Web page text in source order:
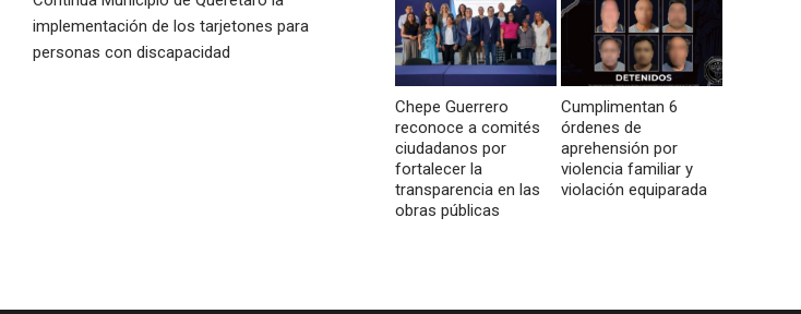
implementación de los tarjetones para
personas con discapacidad
Chepe Guerrero
reconoce a comités
ciudadanos por
fortalecer la
transparencia en las
obras públicas
Cumplimentan 6
órdenes de
aprehensión por
violencia familiar y
violación equiparada